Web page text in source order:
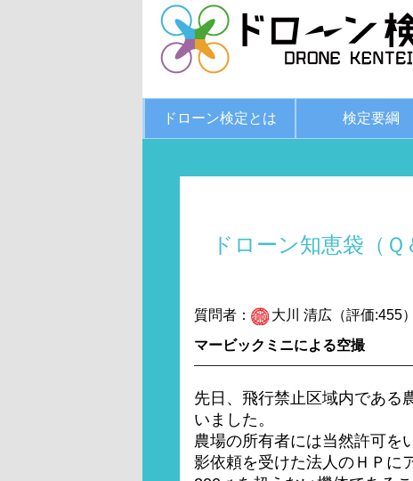
ドローン検定とは 検定要綱
ドローン知恵袋（
質問者：
大川 清広（評価:455）
マービックミニによる空撮
先日、飛行禁止区域内である
いました。
農場の所有者には当然許可を
影依頼を受けた法人のＨＰに